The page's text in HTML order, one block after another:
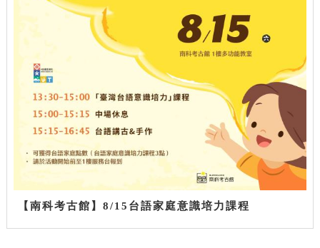
【南科考古館】8/15台語家庭意識培力課程